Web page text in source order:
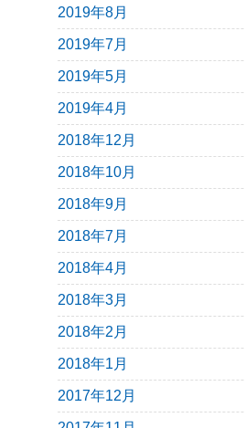
2019年8月
2019年7月
2019年5月
2019年4月
2018年12月
2018年10月
2018年9月
2018年7月
2018年4月
2018年3月
2018年2月
2018年1月
2017年12月